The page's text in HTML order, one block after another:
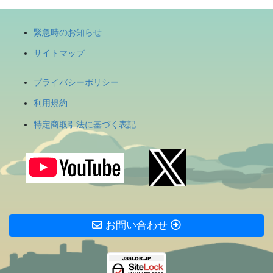
緊急時のお知らせ
サイトマップ
プライバシーポリシー
利用規約
特定商取引法に基づく表記
お問い合わせ